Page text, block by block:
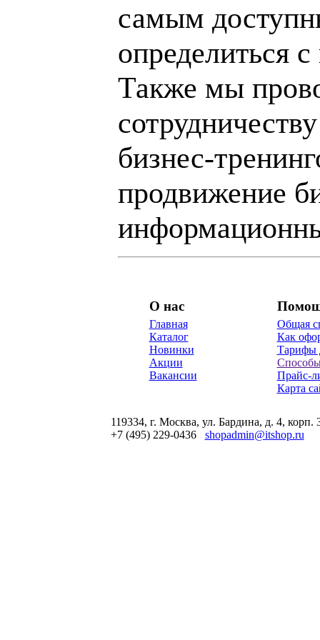
самым
определиться
Также мы
бизнес-
продвижение
О нас
Главная
Каталог
Новинки
Акции
Вакансии
Общая
Как
Тарифы
Прайс-
Карта
119334, г. Москва, ул. Бардина, д. 4, корп.
+7 (495) 229-0436 shopadmin@itshop.ru